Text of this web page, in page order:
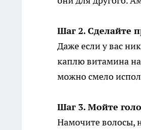
Шаг 2. Сделайте
Даже если у вас
каплю витамина
можно смело
Шаг 3. Мойте
Намочите волосы,